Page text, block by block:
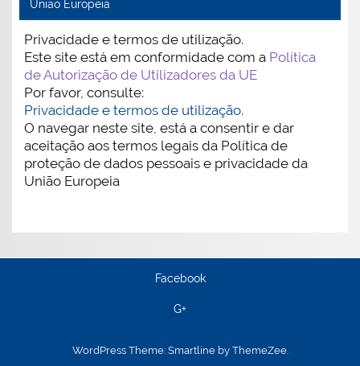
União Europeia
Privacidade e termos de utilização.
Este site está em conformidade com a Política
de Autorização de Utilizadores da UE
Por favor, consulte:
Privacidade e termos de utilização.
O navegar neste site, está a consentir e dar
aceitação aos termos legais da Política de
proteção de dados pessoais e privacidade da
União Europeia
Facebook
G+
WordPress Theme: Smartline by ThemeZee.